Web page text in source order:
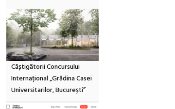
Câștigătorii Concursului
Internațional „Grădina Casei
Universitarilor, București”